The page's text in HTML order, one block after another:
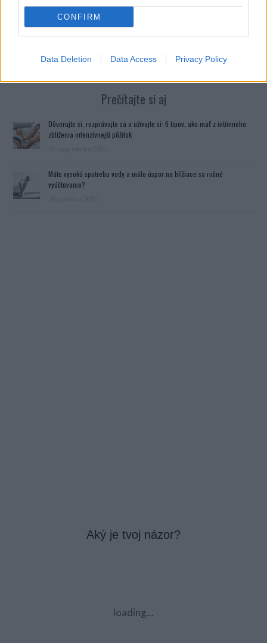
CONFIRM
Data Deletion Data Access Privacy Policy
Prečítajte si aj
Dôverujte si, rozprávajte sa a užívajte si: 6 tipov, ako mať z intímneho
zblíženia intenzívnejší pôžitok
Máte vysokú spotrebu vody a málo úspor na blížiace sa ročné
vyúčtovanie?
Aký je tvoj názor?
loading...